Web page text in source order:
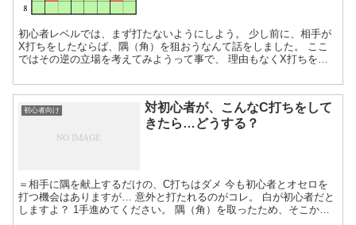
初心者レベルでは、まず打たないようにしよう。 少し前に、相手が
X打ちをしたならば、隅（角）を狙おうなんて話をしました。 ここ
ではその逆の立場を考えてみようって事で、 理由もなくX打ちをし
初心者向け
対初心者が、こんなC打ちをして
きたら…どうする？
＝相手に隅を献上するだけの、C打ちはダメ 今も初心者とオセロを
打つ機会はありますが… 意外と打たれるのがコレ。 白が初心者だと
しますよ？ 1手進めてください。 隅（角）を取ったため、そこから